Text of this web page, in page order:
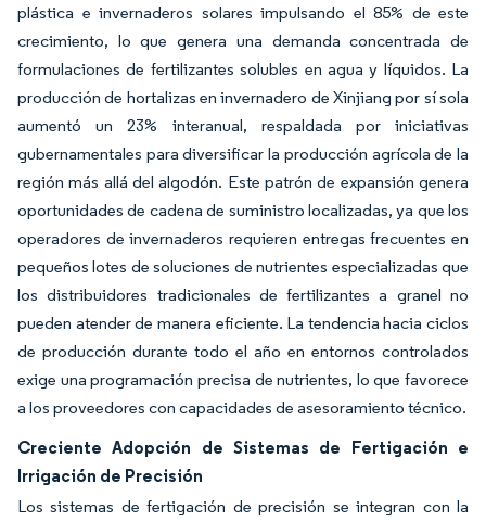
plástica e invernaderos solares impulsando el 85% de este
crecimiento, lo que genera una demanda concentrada de
formulaciones de fertilizantes solubles en agua y líquidos. La
producción de hortalizas en invernadero de Xinjiang por sí sola
aumentó un 23% interanual, respaldada por iniciativas
gubernamentales para diversificar la producción agrícola de la
región más allá del algodón. Este patrón de expansión genera
oportunidades de cadena de suministro localizadas, ya que los
operadores de invernaderos requieren entregas frecuentes en
pequeños lotes de soluciones de nutrientes especializadas que
los distribuidores tradicionales de fertilizantes a granel no
pueden atender de manera eficiente. La tendencia hacia ciclos
de producción durante todo el año en entornos controlados
exige una programación precisa de nutrientes, lo que favorece
a los proveedores con capacidades de asesoramiento técnico.
Creciente Adopción de Sistemas de Fertigación e
Irrigación de Precisión
Los sistemas de fertigación de precisión se integran con la